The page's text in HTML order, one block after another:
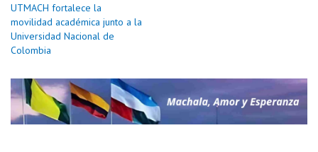
UTMACH fortalece la
movilidad académica junto a la
Universidad Nacional de
Colombia